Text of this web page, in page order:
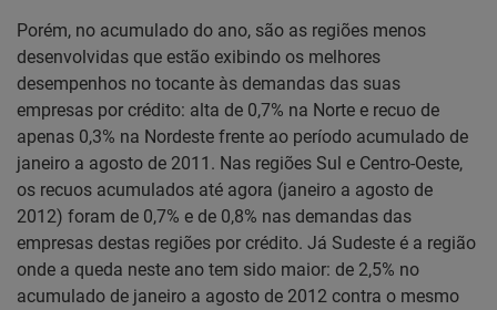
Porém, no acumulado do ano, são as regiões menos
desenvolvidas que estão exibindo os melhores
desempenhos no tocante às demandas das suas
empresas por crédito: alta de 0,7% na Norte e recuo de
apenas 0,3% na Nordeste frente ao período acumulado de
janeiro a agosto de 2011. Nas regiões Sul e Centro-Oeste,
os recuos acumulados até agora (janeiro a agosto de
2012) foram de 0,7% e de 0,8% nas demandas das
empresas destas regiões por crédito. Já Sudeste é a região
onde a queda neste ano tem sido maior: de 2,5% no
acumulado de janeiro a agosto de 2012 contra o mesmo